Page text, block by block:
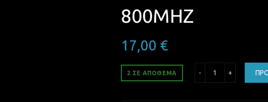
800MHZ
17,00 €
2 ΣΕ ΑΠΌΘΕΜΑ